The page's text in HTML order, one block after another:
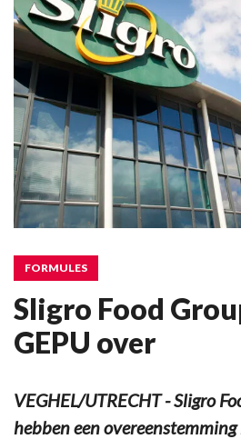
FORMULES
Sligro Food
GEPU over
VEGHEL/UTRECHT - Sligro
hebben een